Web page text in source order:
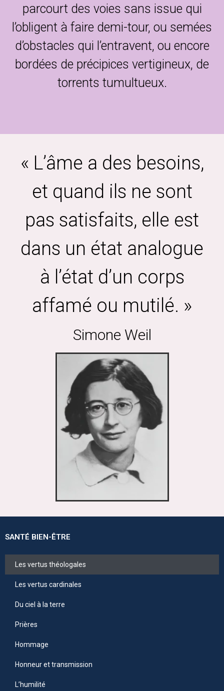
parcourt des voies sans issue qui
l’obligent à faire demi-tour, ou semées
d’obstacles qui l’entravent, ou encore
bordées de précipices vertigineux, de
torrents tumultueux.
« L’âme a des besoins,
et quand ils ne sont
pas satisfaits, elle est
dans un état analogue
à l’état d’un corps
affamé ou mutilé. »
Simone Weil
SANTÉ BIEN-ÊTRE
Les vertus théologales
Les vertus cardinales
Du ciel à la terre
Prières
Hommage
Honneur et transmission
L’humilité